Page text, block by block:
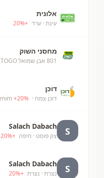
אלונית
עינת · ערד +
20%
מחסני השוק
801 אבן שמואל TOGO - זכיין
דוכן
דוכן צמח · Kfar Adumim
+20%
S
Salach Dabach
צק פוסט · חיפה +
20%
S
Salach Dabach
נצרת · נצרת +
20%